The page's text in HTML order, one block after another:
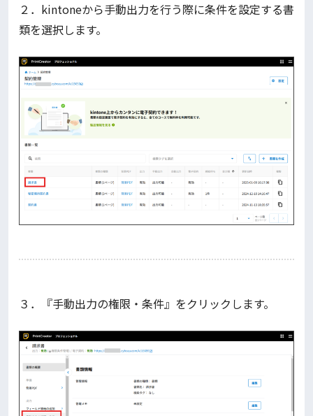
２．kintoneから手動出力を行う際に条件を設定する書
類を選択します。
３．『手動出力の権限・条件』をクリックします。